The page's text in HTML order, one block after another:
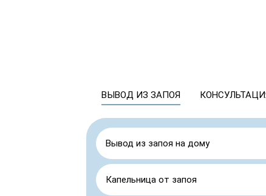
ВЫВОД ИЗ ЗАПОЯ
Вывод из запоя на дому
Капельница от запоя